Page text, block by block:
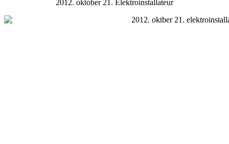
2012. október 21. Elektroinstallateur